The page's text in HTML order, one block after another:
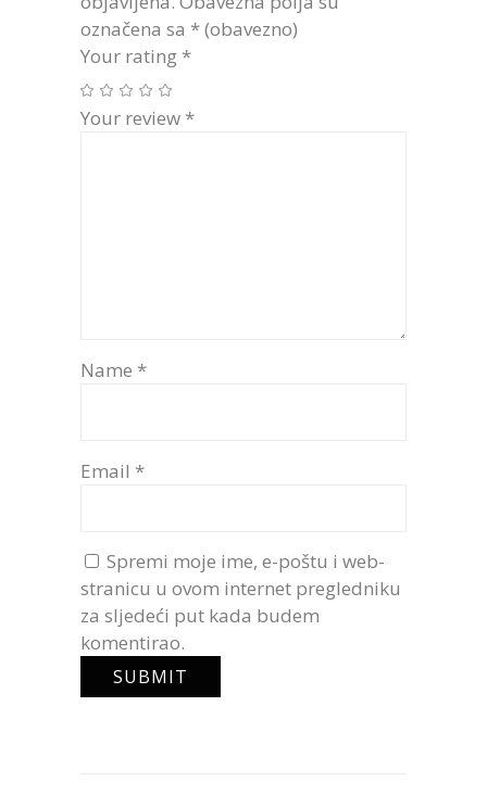
označena sa * (obavezno)
Your rating *
Your review *
Name *
Email *
Spremi moje ime, e-poštu i web-
stranicu u ovom internet pregledniku
za sljedeći put kada budem
komentirao.